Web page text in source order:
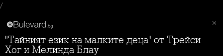
/
"Тайният език на малките деца" от Трейси
Хог и Мелинда Блау